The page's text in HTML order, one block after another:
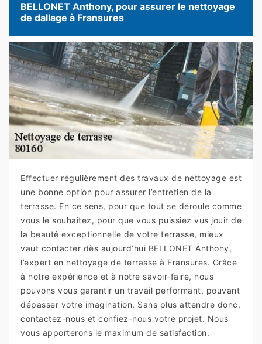
BELLONET Anthony, pour assurer le nettoyage
de dallage à Fransures
Effectuer régulièrement des travaux de nettoyage est
une bonne option pour assurer l’entretien de la
terrasse. En ce sens, pour que tout se déroule comme
vous le souhaitez, pour que vous puissiez vus jouir de
la beauté exceptionnelle de votre terrasse, mieux
vaut contacter dès aujourd’hui BELLONET Anthony,
l’expert en nettoyage de terrasse à Fransures. Grâce
à notre expérience et à notre savoir-faire, nous
pouvons vous garantir un travail performant, pouvant
dépasser votre imagination. Sans plus attendre donc,
contactez-nous et confiez-nous votre projet. Nous
vous apporterons le maximum de satisfaction.